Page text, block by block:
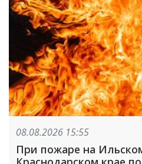
08.08.2026 15:55
При пожаре на